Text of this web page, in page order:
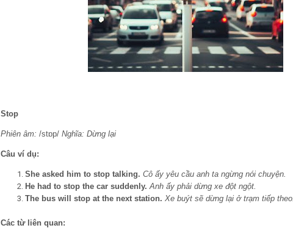
Stop
Phiên âm: /stɒp/ Nghĩa: Dừng lại
Câu ví dụ:
She asked him to stop talking. Cô ấy yêu cầu anh ta ngừng nói chuyện.
He had to stop the car suddenly. Anh ấy phải dừng xe đột ngột.
The bus will stop at the next station. Xe buýt sẽ dừng lại ở trạm tiếp theo.
Các từ liên quan: